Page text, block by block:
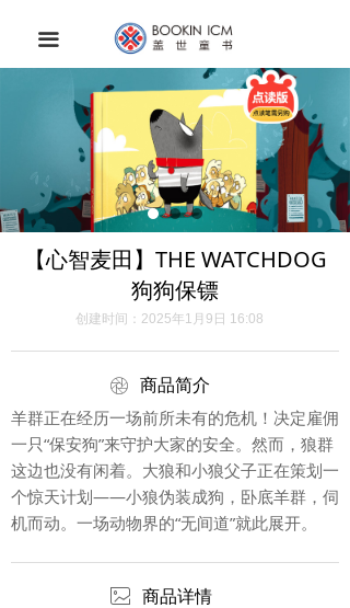
끀
关于我们
APP下载
联系我们
【心智麦田】THE WATCHDOG
狗狗保镖
商品简介
创建时间： 2025年1月9日 16:08
羊群正在经历一场前所未有的危机！决定雇佣
一只“保安狗”来守护大家的安全。然而，狼群
这边也没有闲着。大狼和小狼父子正在策划一
个惊天计划——小狼伪装成狗，卧底羊群，伺
机而动。一场动物界的“无间道”就此展开。
商品详情
ꁵ
ꂈ